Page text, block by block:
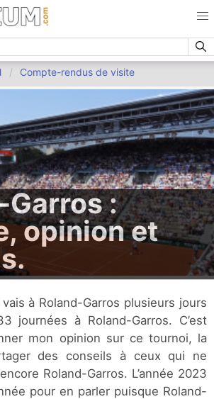
Compte-rendus de visite
Garros :
opinion et
journées à Roland-Garros. C’est
mon opinion sur ce tournoi, la
des conseils à ceux qui ne
Roland-Garros. L’année 2023
pour en parler puisque Roland-